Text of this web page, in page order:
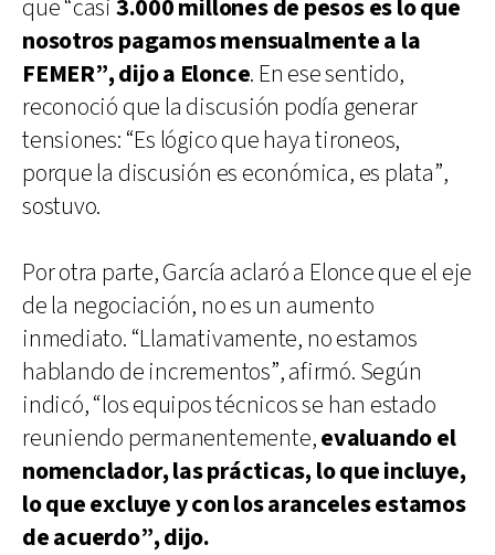
que “casi 3.000 millones de pesos es lo que
nosotros pagamos mensualmente a la
FEMER”, dijo a Elonce. En ese sentido,
reconoció que la discusión podía generar
tensiones: “Es lógico que haya tironeos,
porque la discusión es económica, es plata”,
sostuvo.
Por otra parte, García aclaró a Elonce que el eje
de la negociación, no es un aumento
inmediato. “Llamativamente, no estamos
hablando de incrementos”, afirmó. Según
indicó, “los equipos técnicos se han estado
reuniendo permanentemente,evaluando el
nomenclador, las prácticas, lo que incluye,
lo que excluye y con los aranceles estamos
de acuerdo”, dijo.